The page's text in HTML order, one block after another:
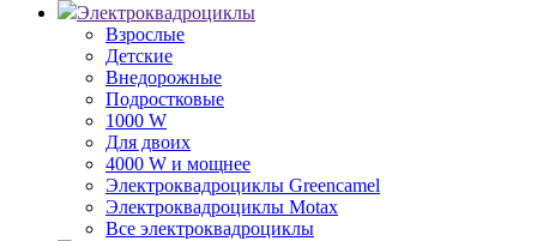
Электроквадроциклы
Взрослые
Детские
Внедорожные
Подростковые
1000 W
Для двоих
4000 W и мощнее
Электроквадроциклы Greencamel
Электроквадроциклы Motax
Все электроквадроциклы